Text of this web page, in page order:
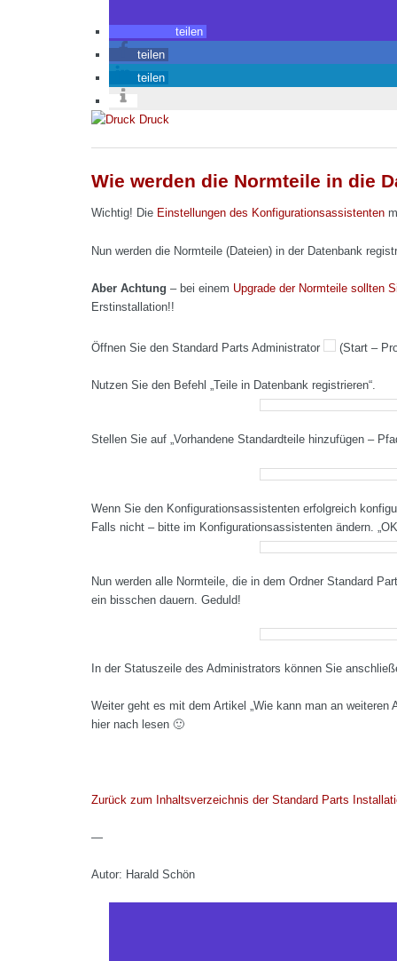
teilen
teilen
teilen
Druck
Wie werden die Normteile in die
Wichtig! Die Einstellungen des Konfigurationsassistenten
Nun werden die Normteile (Dateien) in der Datenbank
Aber Achtung – bei einem Upgrade der Normteile sollten
Erstinstallation!!
Öffnen Sie den Standard Parts Administrator (Start –
Nutzen Sie den Befehl „Teile in Datenbank registrieren“.
Stellen Sie auf „Vorhandene Standardteile hinzufügen –
Wenn Sie den Konfigurationsassistenten erfolgreich
Falls nicht – bitte im Konfigurationsassistenten ändern.
Nun werden alle Normteile, die in dem Ordner Standard
ein bisschen dauern. Geduld!
In der Statuszeile des Administrators können Sie
Weiter geht es mit dem Artikel „Wie kann man an
hier nach lesen 🙂
Zurück zum Inhaltsverzeichnis der Standard Parts
—
Autor: Harald Schön